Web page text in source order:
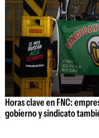
Horas clave en FNC:
gobierno y sindicato